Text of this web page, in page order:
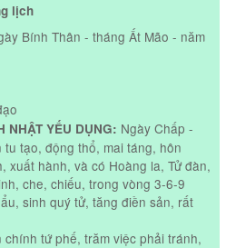
lịch
Bính Thân - tháng Ất Mão - năm
NHẬT YẾU DỤNG: Ngày Chấp -
tạo, động thổ, mai táng, hôn
xuất hành, và có Hoàng la, Tử đàn,
che, chiếu, trong vòng 3-6-9
sinh quý tử, tăng điền sản, rất
tứ phế, trăm việc phải tránh,